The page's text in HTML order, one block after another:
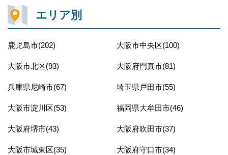
エリア別
鹿児島市(202) 大阪市中央区(100)
大阪市北区(93) 大阪府門真市(81)
兵庫県尼崎市(67) 埼玉県戸田市(55)
大阪市淀川区(53) 福岡県大牟田市(46)
大阪府堺市(43) 大阪府吹田市(37)
大阪市城東区(35) 大阪府守口市(34)